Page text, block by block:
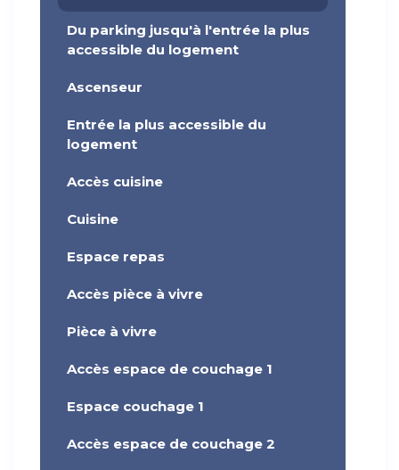
Du parking jusqu'à l'entrée la plus
accessible du logement
Ascenseur
Entrée la plus accessible du
logement
Accès cuisine
Cuisine
Espace repas
Accès pièce à vivre
Pièce à vivre
Accès espace de couchage 1
Espace couchage 1
Accès espace de couchage 2